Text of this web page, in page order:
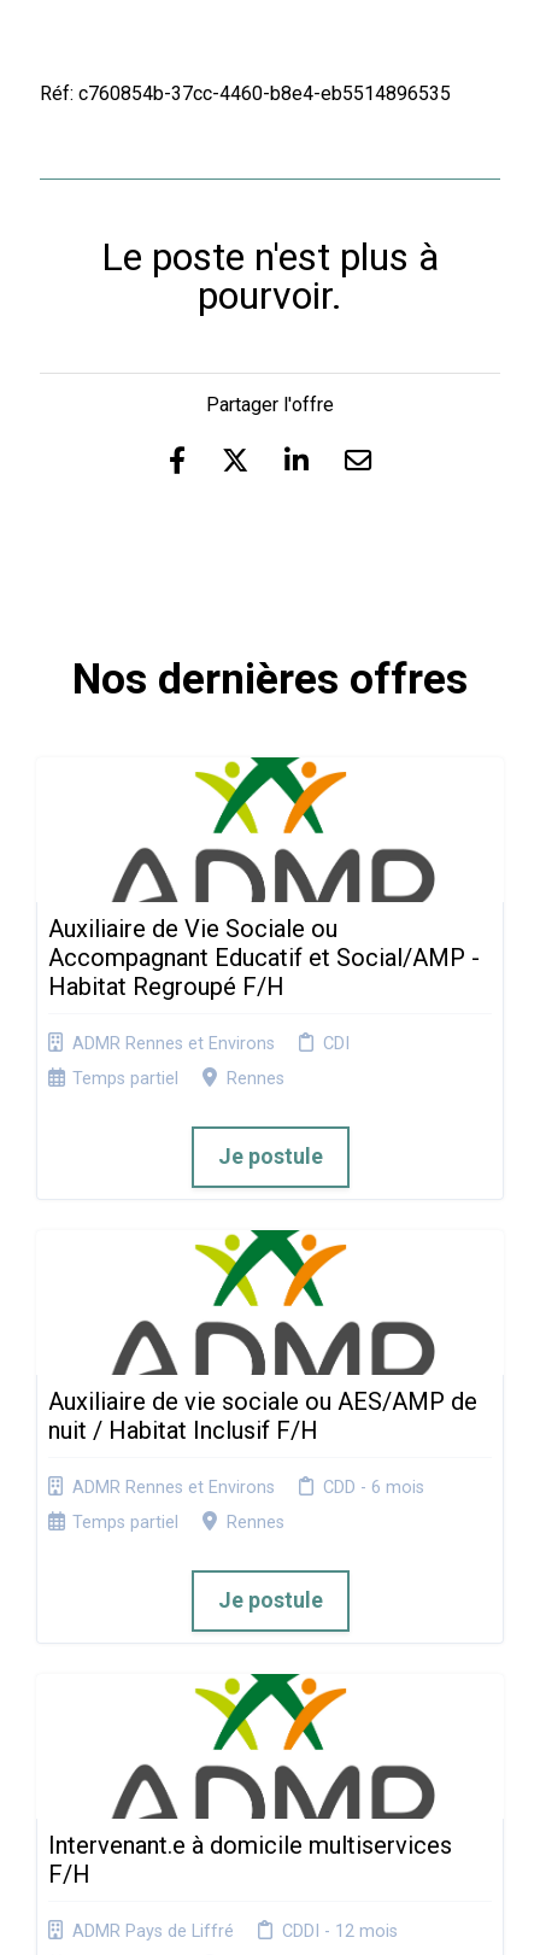
Réf: c760854b-37cc-4460-b8e4-eb5514896535
Le poste n'est plus à
pourvoir.
Partager l'offre
Nos dernières offres
Auxiliaire de Vie Sociale ou
Accompagnant Educatif et Social/AMP -
Habitat Regroupé F/H
ADMR Rennes et Environs
CDI
Temps partiel
Rennes
Je postule
Auxiliaire de vie sociale ou AES/AMP de
nuit / Habitat Inclusif F/H
ADMR Rennes et Environs
CDD - 6 mois
Temps partiel
Rennes
Je postule
Intervenant.e à domicile multiservices
F/H
ADMR Pays de Liffré
CDDI - 12 mois